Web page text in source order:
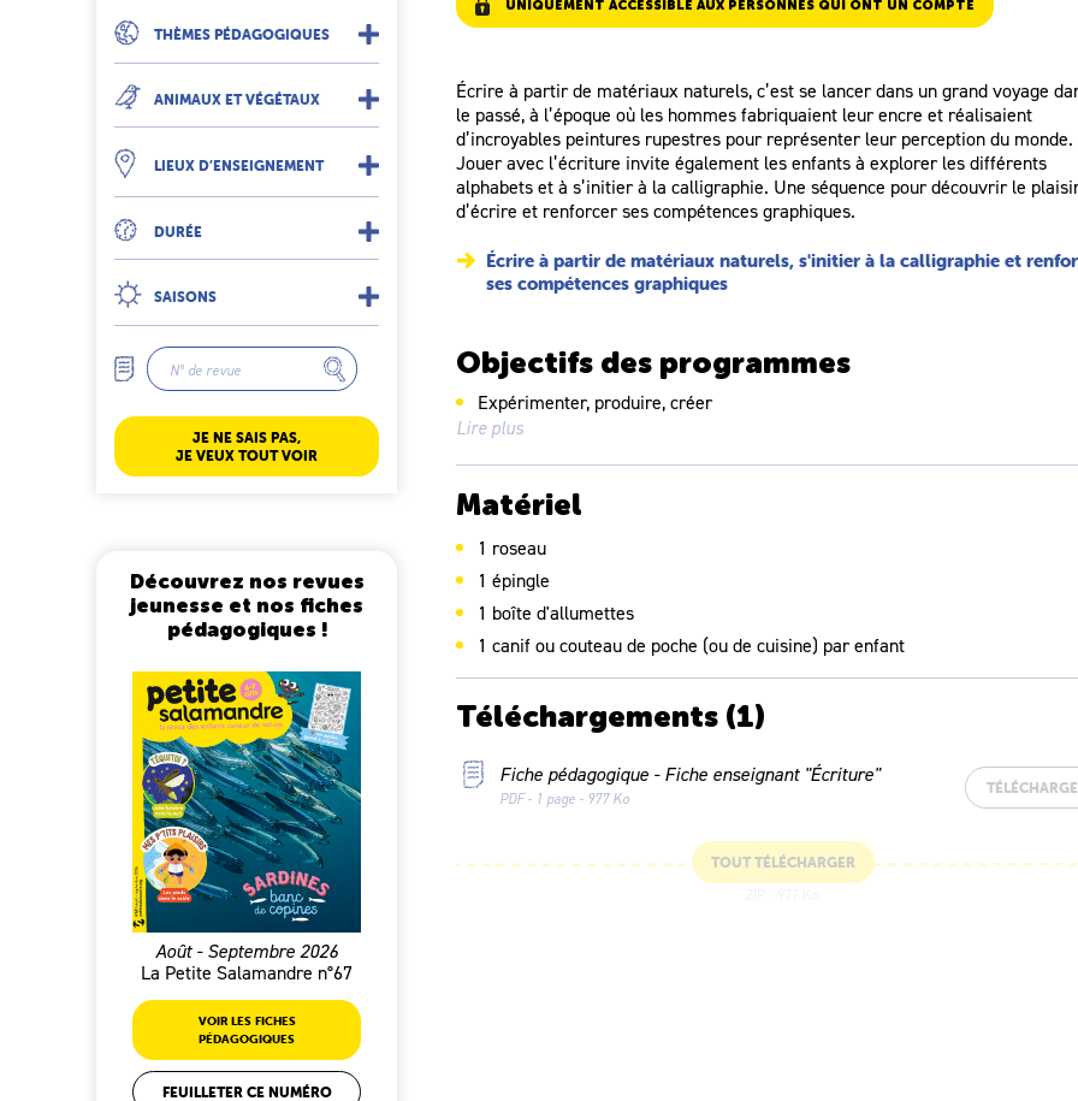
THÈMES PÉDAGOGIQUES
ANIMAUX ET VÉGÉTAUX
LIEUX D’ENSEIGNEMENT
DURÉE
SAISONS
JE NE SAIS PAS,
JE VEUX TOUT VOIR
Découvrez nos revues
jeunesse et nos fiches
pédagogiques !
Août - Septembre 2026
La Petite Salamandre n°67
VOIR LES FICHES
PÉDAGOGIQUES
FEUILLETER CE NUMÉRO
UNIQUEMENT ACCESSIBLE AUX PERSONNES QUI ONT UN COMPTE
Écrire à partir de matériaux naturels, c’est se lancer dans un grand voyage
le passé, à l’époque où les hommes fabriquaient leur encre et réalisaient
d’incroyables peintures rupestres pour représenter leur perception du monde.
Jouer avec l’écriture invite également les enfants à explorer les différents
alphabets et à s’initier à la calligraphie. Une séquence pour découvrir le
d’écrire et renforcer ses compétences graphiques.
Écrire à partir de matériaux naturels, s'initier à la calligraphie et
ses compétences graphiques
Objectifs des programmes
Expérimenter, produire, créer
Écrire
Lire plus
Matériel
1 roseau
1 épingle
1 boîte d'allumettes
1 canif ou couteau de poche (ou de cuisine) par enfant
Téléchargements (1)
Fiche pédagogique - Fiche enseignant "Écriture"
PDF - 1 page - 977 Ko
TOUT TÉLÉCHARGER